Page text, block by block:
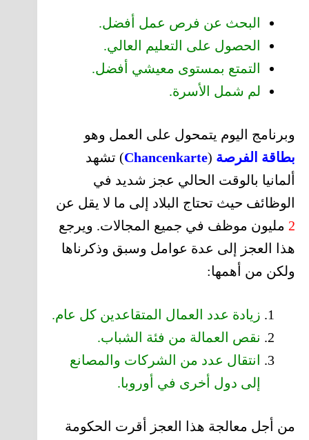
البحث عن فرص عمل أفضل.
الحصول على التعليم العالي.
التمتع بمستوى معيشي أفضل.
لم شمل الأسرة.
وبرنامج اليوم يتمحول على العمل وهو
بطاقة الفرصة (
Chancenkarte) تشهد
ألمانيا بالوقت الحالي عجز شديد في
الوظائف حيث تحتاج البلاد إلى ما لا يقل عن
2 مليون موظف في جميع المجالات. ويرجع
هذا العجز إلى عدة عوامل وسبق وذكرناها
ولكن من أهمها:
زيادة عدد العمال المتقاعدين كل عام.
نقص العمالة من فئة الشباب.
انتقال عدد من الشركات والمصانع
إلى دول أخرى في أوروبا.
من أجل معالجة هذا العجز أقرت الحكومة